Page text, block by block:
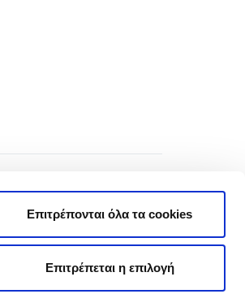
Επιτρέπονται όλα τα cookies
Επιτρέπεται η επιλογή
Όροι Χρήσης